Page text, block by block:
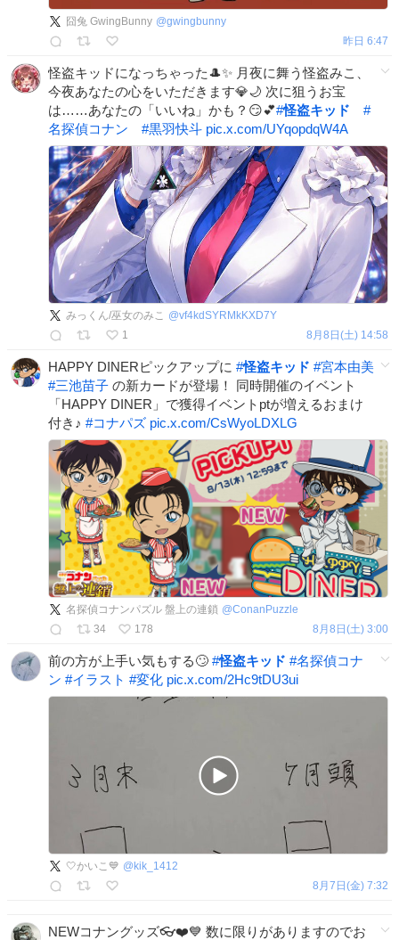
囧兔 GwingBunny @gwingbunny
昨日 6:47
怪盗キッドになっちゃった🎩✨ 月夜に舞う怪盗みこ、
今夜あなたの心をいただきます💎🌙 次に狙うお宝
は……あなたの「いいね」かも？😏💕#怪盗キッド
#
名探偵コナン
#黒羽快斗 pic.x.com/UYqopdqW4A
みっくん/巫女のみこ @vf4kdSYRMkKXD7Y
1
8月8日(土) 14:58
HAPPY DINERピックアップに #怪盗キッド #宮本由美
#三池苗子 の新カードが登場！ 同時開催のイベント
「HAPPY DINER」で獲得イベントptが増えるおまけ
付き♪ #コナパズ pic.x.com/CsWyoLDXLG
名探偵コナンパズル 盤上の連鎖 @ConanPuzzle
34
178 8月8日(土) 3:00
前の方が上手い気もする🙄 #怪盗キッド #名探偵コナ
ン #イラスト #変化 pic.x.com/2Hc9tDU3ui
‎🤍かいこ💙 @ kik_1412
8月7日(金) 7:32
NEWコナングッズ👓❤️💙 数に限りがありますのでお